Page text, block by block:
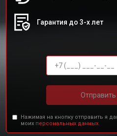
Гарантия до 3-х лет
Отправить
Нажимая на кнопку отправить я
моих персональных данных.